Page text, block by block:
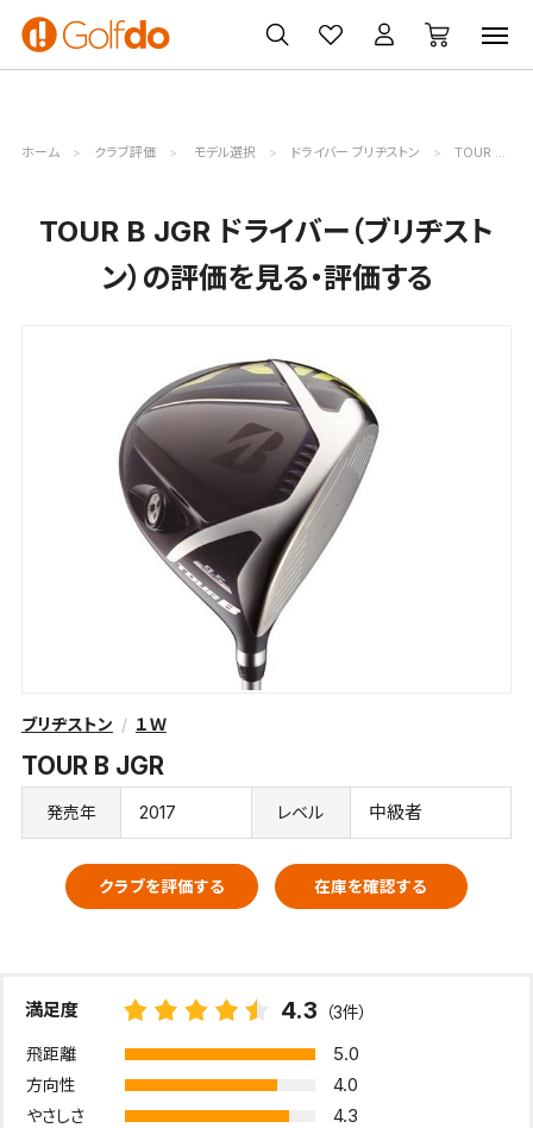
ゴルフ
クラブ
ゴルフ用品
買取
無料査定
クーポン
一覧
ホーム クラブ評価 モデル選択 ドライバー ブリヂストン TOUR B JGR評価詳細
TOUR B JGR ドライバー（ブリヂスト
ン）の評価を見る・評価する
ブリヂストン １Ｗ
TOUR B JGR
発売年 2017 レベル 中級者
クラブを評価する 在庫を確認する
満足度 4.3 （3件）
飛距離 5.0
方向性 4.0
やさしさ 4.3